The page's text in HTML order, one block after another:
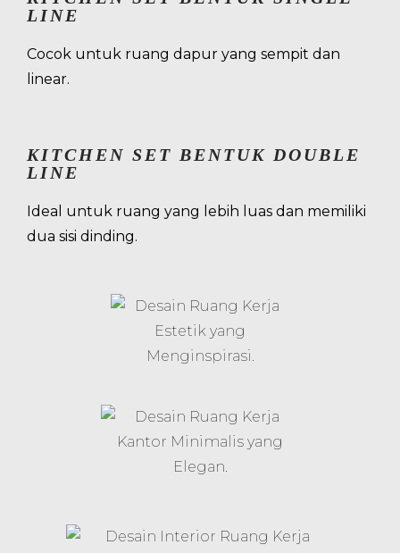
LINE
Cocok untuk ruang dapur yang sempit dan
linear.
KITCHEN SET BENTUK DOUBLE
LINE
Ideal untuk ruang yang lebih luas dan memiliki
dua sisi dinding.